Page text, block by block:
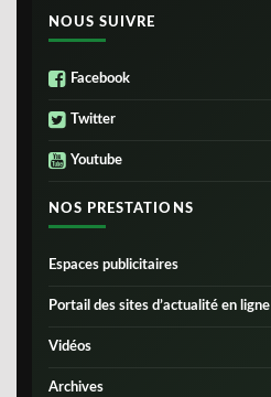
NOUS SUIVRE
Facebook
Twitter
Youtube
NOS PRESTATIONS
Espaces publicitaires
Portail des sites d’actualité en ligne
Vidéos
Archives